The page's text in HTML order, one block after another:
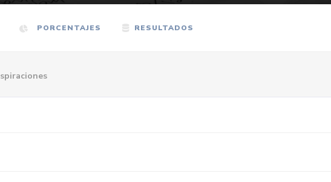
PORCENTAJES RESULTADOS